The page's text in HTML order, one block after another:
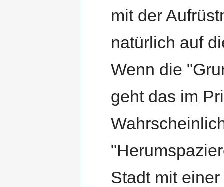
mit der
natürlich auf
Wenn die
geht das im
Stadt mit